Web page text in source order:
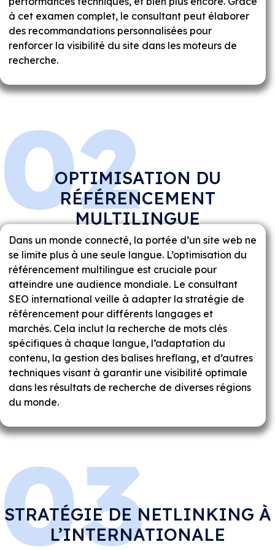
à cet examen complet, le consultant peut élaborer
des recommandations personnalisées pour
renforcer la visibilité du site dans les moteurs de
recherche.
02
OPTIMISATION DU
RÉFÉRENCEMENT
MULTILINGUE
Dans un monde connecté, la portée d’un site web ne
se limite plus à une seule langue. L’optimisation du
référencement multilingue est cruciale pour
atteindre une audience mondiale. Le consultant
SEO international veille à adapter la stratégie de
référencement pour différents langages et
marchés. Cela inclut la recherche de mots clés
spécifiques à chaque langue, l’adaptation du
contenu, la gestion des balises hreflang, et d’autres
techniques visant à garantir une visibilité optimale
dans les résultats de recherche de diverses régions
du monde.
03
STRATÉGIE DE NETLINKING À
L’INTERNATIONALE